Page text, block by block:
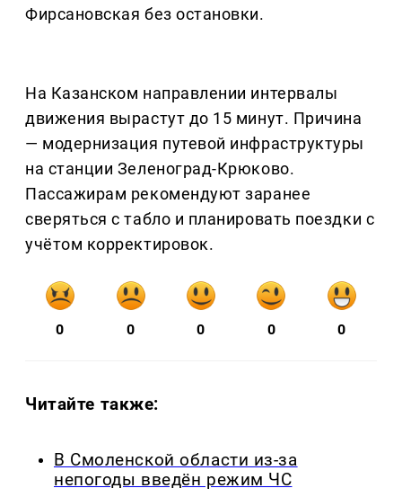
Фирсановская без остановки.
На Казанском направлении интервалы
движения вырастут до 15 минут. Причина
— модернизация путевой инфраструктуры
на станции Зеленоград-Крюково.
Пассажирам рекомендуют заранее
сверяться с табло и планировать поездки с
учётом корректировок.
0 0 0 0 0
Читайте также:
В Смоленской области из-за
непогоды введён режим ЧС